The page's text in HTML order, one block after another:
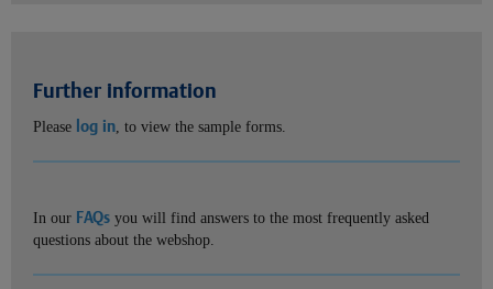
Further information
Please log in, to view the sample forms.
In our FAQs you will find answers to the most frequently asked
questions about the webshop.